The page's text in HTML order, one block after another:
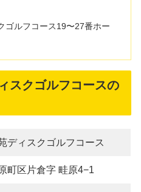
ゴルフコース19〜27番ホー
スクゴルフコースの
ディスクゴルフコース
町区片倉字 畦原4−1